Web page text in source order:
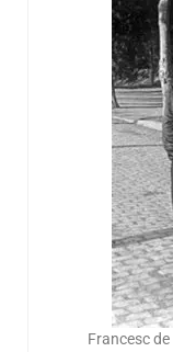
Francesc